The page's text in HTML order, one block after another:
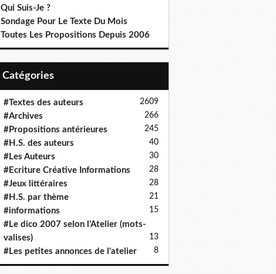
Qui Suis-Je ?
Sondage Pour Le Texte Du Mois
Toutes Les Propositions Depuis 2006
Catégories
#Textes des auteurs 2609
#Archives 266
#Propositions antérieures 245
#H.S. des auteurs 40
#Les Auteurs 30
#Ecriture Créative Informations 28
#Jeux littéraires 28
#H.S. par thème 21
#informations 15
#Le dico 2007 selon l'Atelier (mots-
valises)
13
#Les petites annonces de l'atelier 8